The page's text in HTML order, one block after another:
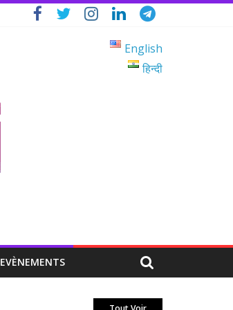
English
हिन्दी
EVÈNEMENTS